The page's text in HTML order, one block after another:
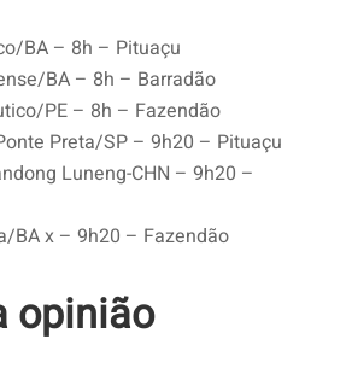
BA – 8h – Pituaçu
BA – 8h – Barradão
PE – 8h – Fazendão
Preta/SP – 9h20 – Pituaçu
Luneng-CHN – 9h20 –
BA x – 9h20 – Fazendão
opinião